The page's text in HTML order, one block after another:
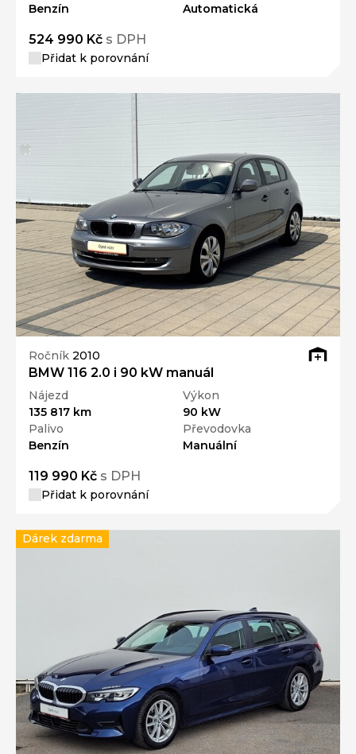
Benzín
Automatická
524 990 Kč s DPH
Přidat k porovnání
Ročník 2010
BMW 116 2.0 i 90 kW manuál
Nájezd
135 817 km
Výkon
90 kW
Palivo
Benzín
Převodovka
Manuální
119 990 Kč s DPH
Přidat k porovnání
Dárek zdarma